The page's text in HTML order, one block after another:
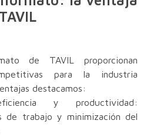
de TAVIL proporcionan
para la industria
destacamos:
y productividad:
de trabajo y minimización del